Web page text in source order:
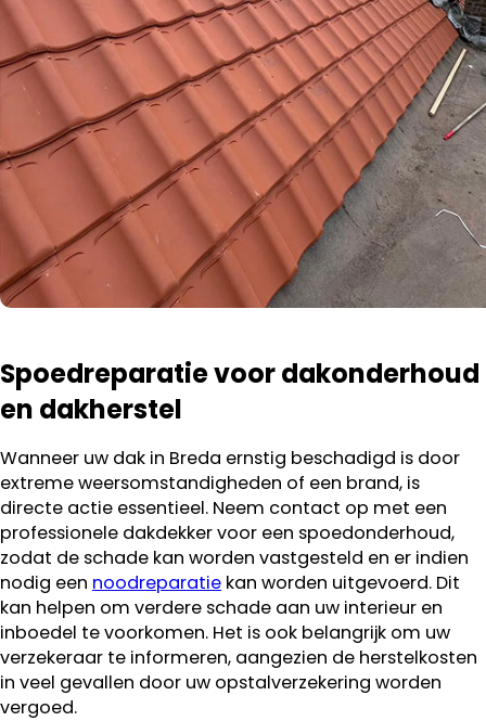
Spoedreparatie voor dakonderhoud
en dakherstel
Wanneer uw dak in Breda ernstig beschadigd is door
extreme weersomstandigheden of een brand, is
directe actie essentieel. Neem contact op met een
professionele dakdekker voor een spoedonderhoud,
zodat de schade kan worden vastgesteld en er indien
nodig een noodreparatie kan worden uitgevoerd. Dit
kan helpen om verdere schade aan uw interieur en
inboedel te voorkomen. Het is ook belangrijk om uw
verzekeraar te informeren, aangezien de herstelkosten
in veel gevallen door uw opstalverzekering worden
vergoed.